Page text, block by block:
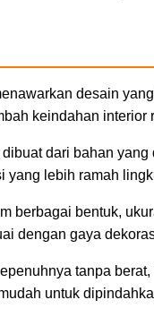
desain
keindahan interior
dari bahan
yang lebih ramah
berbagai bentuk,
dengan gaya
tanpa
untuk